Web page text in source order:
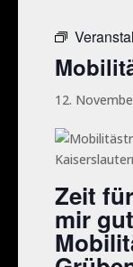
12.
Zeit
mir